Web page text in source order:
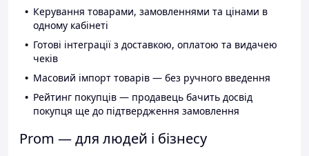
Керування товарами, замовленнями та цінами в
одному кабінеті
Готові інтеграції з доставкою, оплатою та видачею
чеків
Масовий імпорт товарів — без ручного введення
Рейтинг покупців — продавець бачить досвід
покупця ще до підтвердження замовлення
Prom — для людей і бізнесу